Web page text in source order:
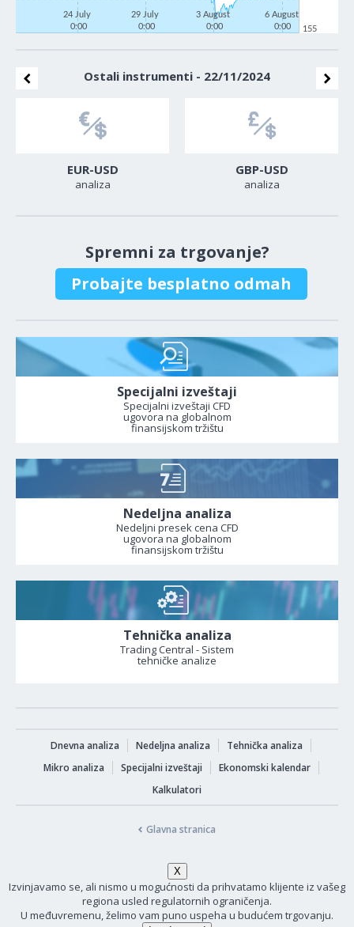
24 July
0:00
29 July
0:00
3 August
0:00
6 August
0:00
155
Ostali instrumenti - 22/11/2024
EUR-USD
analiza
GBP-USD
analiza
Spremni za trgovanje?
Probajte besplatno odmah
Specijalni izveštaji
Specijalni izveštaji CFD
ugovora na globalnom
finansijskom tržištu
Nedeljna analiza
Nedeljni presek cena CFD
ugovora na globalnom
finansijskom tržištu
Tehnička analiza
Trading Central - Sistem
tehničke analize
Dnevna analiza Nedeljna analiza
Tehnička analiza
Mikro analiza
Specijalni izveštaji
Ekonomski kalendar
Kalkulatori
Glavna stranica
Izvinjavamo se, ali nismo u mogućnosti da prihvatamo klijente iz vašeg
regiona usled regulatornih ograničenja.
U međuvremenu, želimo vam puno uspeha u budućem trgovanju.